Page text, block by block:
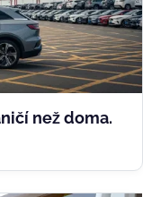
než doma.